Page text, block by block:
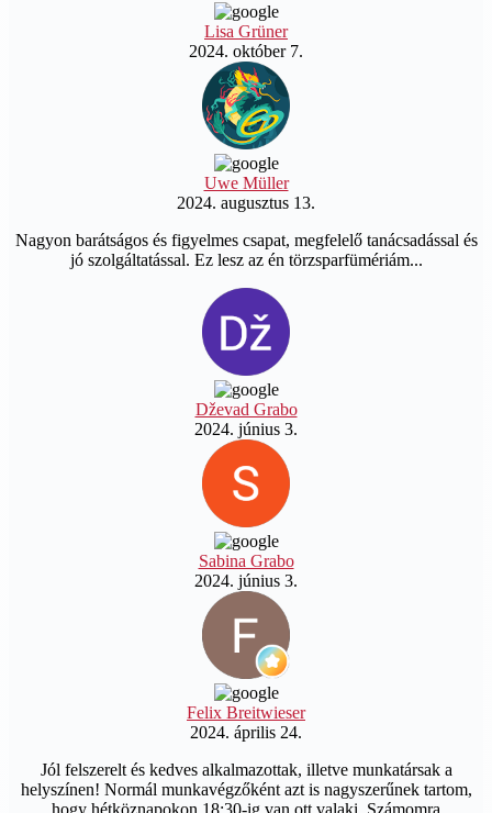
Lisa Grüner
2024. október 7.
Uwe Müller
2024. augusztus 13.
Nagyon barátságos és figyelmes csapat, megfelelő tanácsadással és
jó szolgáltatással. Ez lesz az én törzsparfümériám...
Dževad Grabo
2024. június 3.
Sabina Grabo
2024. június 3.
Felix Breitwieser
2024. április 24.
Jól felszerelt és kedves alkalmazottak, illetve munkatársak a
helyszínen! Normál munkavégzőként azt is nagyszerűnek tartom,
hogy hétköznapokon 18:30-ig van ott valaki. Számomra